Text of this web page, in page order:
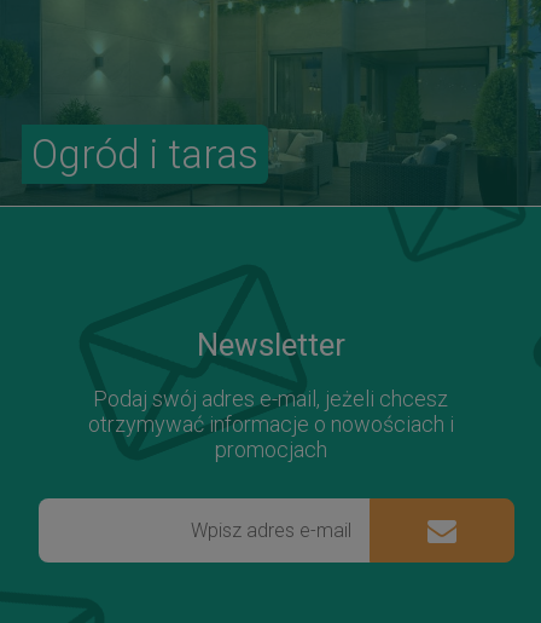
Ogród i taras
Newsletter
Podaj swój adres e-mail, jeżeli chcesz
otrzymywać informacje o nowościach i
promocjach